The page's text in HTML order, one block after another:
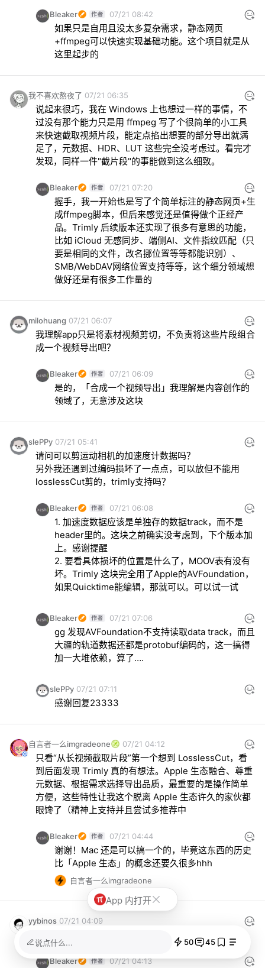
Bleaker 07/21 08:42
如果只是自用且没太多复杂需求，静态网页
+ffmpeg可以快速实现基础功能。这个项目就是从
这里起步的
我不喜欢熬夜了 07/21 06:35
说起来很巧，我在 Windows 上也想过一样的事情，不
过没有那个能力只是用 ffmpeg 写了个很简单的小工具
来快速截取视频片段，能定点掐出想要的部分导出就满
足了，元数据、HDR、LUT 这些完全没考虑过。看完才
发现，同样一件"截片段"的事能做到这么细致。
Bleaker 07/21 07:20
握手，我一开始也是写了个简单标注的静态网页+生
成ffmpeg脚本，但后来感觉还是值得做个正经产
品。Trimly 后续版本还实现了很多有意思的功能，
比如 iCloud 无感同步、端侧AI、文件指纹匹配（只
要是相同的文件，改名挪位置等等都能识别）、
SMB/WebDAV网络位置支持等等，这个细分领域想
做好还是有很多工作量的
milohuang 07/21 06:07
我理解app只是将素材视频剪切，不负责将这些片段组合
成一个视频导出吧？
Bleaker 07/21 06:09
是的，「合成一个视频导出」我理解是内容创作的
领域了，无意涉及这块
slePPy 07/21 05:41
请问可以剪运动相机的加速度计数据吗？
另外我还遇到过编码损坏了一点点，可以放但不能用
losslessCut剪的，trimly支持吗？
Bleaker 07/21 06:08
1. 加速度数据应该是单独存的数据track，而不是
header里的。这块之前确实没考虑到，下个版本加
上。感谢提醒
2. 要看具体损坏的位置是什么了，MOOV表有没有
坏。Trimly 这块完全用了Apple的AVFoundation，
如果Quicktime能编辑，那就可以。可以试一试
Bleaker 07/21 07:06
gg 发现AVFoundation不支持读取data track，而且
大疆的轨道数据还都是protobuf编码的，这一搞得
加一大堆依赖，算了….
slePPy 07/21 07:11
感谢回复23333
自言者一么imgradeone 07/21 04:12
只看“从长视频截取片段”第一个想到 LosslessCut，看
到后面发现 Trimly 真的有想法。Apple 生态融合、尊重
元数据、根据需求选择导出品质，最重要的是操作简单
方便，这些特性让我这个脱离 Apple 生态许久的家伙都
眼馋了（精神上支持并且尝试多推荐中
Bleaker 07/21 04:44
谢谢！Mac 还是可以搞一个的，毕竟这东西的历史
比「Apple 生态」的概念还要久很多hhh
自言者一么imgradeone
yybinos 07/21 04:09
Bleaker 07/21 04:13
说点什么... 50 45
App 内打开